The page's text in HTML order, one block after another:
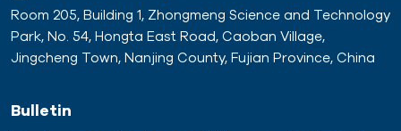
Room 205, Building 1, Zhongmeng Science and Technology
Park, No. 54, Hongta East Road, Caoban Village,
Jingcheng Town, Nanjing County, Fujian Province, China
Bulletin